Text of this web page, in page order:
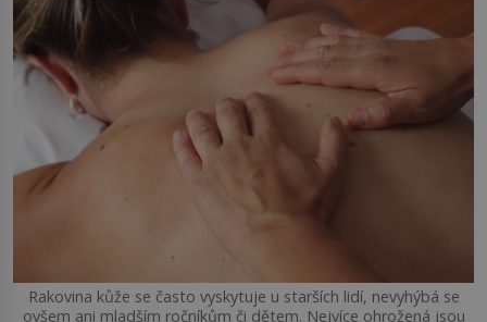
Rakovina kůže se často vyskytuje u starších lidí, nevyhýbá se
ovšem ani mladším ročníkům či dětem. Nejvíce ohrožená jsou